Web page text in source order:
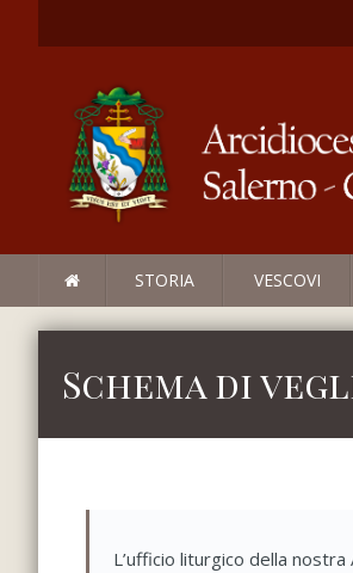
STORIA VESCOVI
Schema di
L’ufficio liturgico della